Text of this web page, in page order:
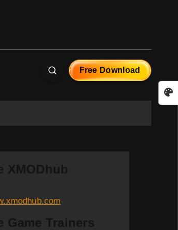
Free Download
XMODhub
Game Trainers